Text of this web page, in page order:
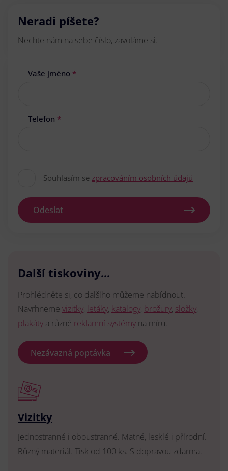
Neradi píšete?
Nechte nám na sebe číslo, zavoláme si.
Vaše jméno *
Telefon *
Souhlasím se zpracováním osobních údajů
Odeslat
Další tiskoviny...
Prohlédněte si, co dalšího můžeme nabídnout.
Navrhneme vizitky, letáky, katalogy, brožury, složky,
plakáty a různé reklamní systémy na míru.
Nezávazná poptávka
Vizitky
Jednostranné i oboustranné. Matné, lesklé i přírodní.
Různý materiál. Tisk od 100 ks. S dopravou zdarma.